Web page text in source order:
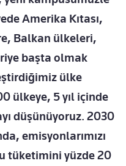
Amerika Kıtası,
Balkan ülkeleri,
başta olmak
ülke
ülkeye, 5 yıl içinde
düşünüyoruz. 2030
emisyonlarımızı
tüketimini yüzde 20